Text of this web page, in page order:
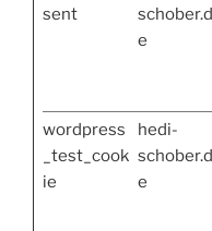
sent
schober.d
e
wordpress
_test_cook
ie
hedi-
schober.d
e